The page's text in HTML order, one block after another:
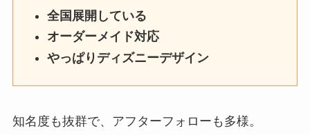
全国展開している
オーダーメイド対応
やっぱりディズニーデザイン
知名度も抜群で、アフターフォローも多様。